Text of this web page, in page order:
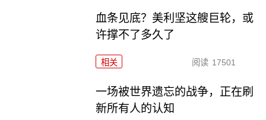
血条见底？美利坚这艘巨轮，或
许撑不了多久了
相关 阅读 17501
一场被世界遗忘的战争，正在刷
新所有人的认知